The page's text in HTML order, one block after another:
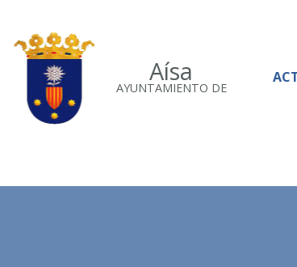
Aísa
AYUNTAMIENTO DE